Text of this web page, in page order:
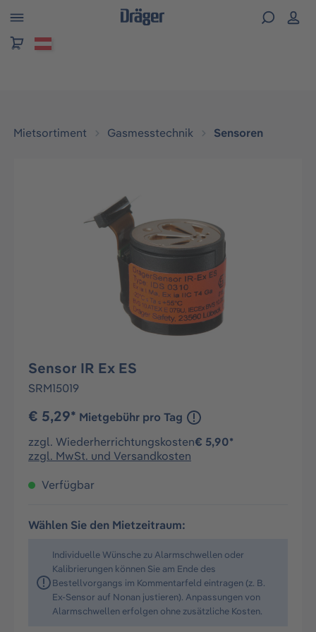
springen
Mietsortiment Gasmesstechnik Sensoren
Bildergalerie überspringen
Sensor IR Ex ES
SRM15019
Mietgebühr pro Tag
€ 5,29*
zzgl. Wiederherrichtungskosten€ 5,90*
zzgl. MwSt. und Versandkosten
Verfügbar
Wählen Sie den Mietzeitraum:
Individuelle Wünsche zu Alarmschwellen oder
Kalibrierungen können Sie am Ende des
Bestellvorgangs im Kommentarfeld eintragen (z. B.
Ex-Sensor auf Nonan justieren). Anpassungen von
Alarmschwellen erfolgen ohne zusätzliche Kosten.